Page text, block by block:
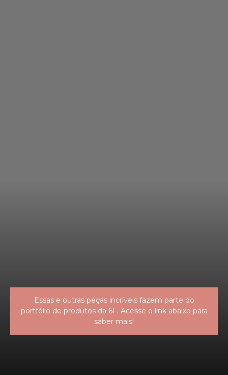
Essas e outras peças incríveis fazem parte do
portfólio de produtos da 6F. Acesse o link abaixo para
saber mais!